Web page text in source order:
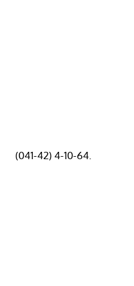
(041-42) 4-10-64.